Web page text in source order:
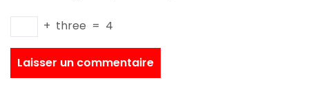
+ three = 4